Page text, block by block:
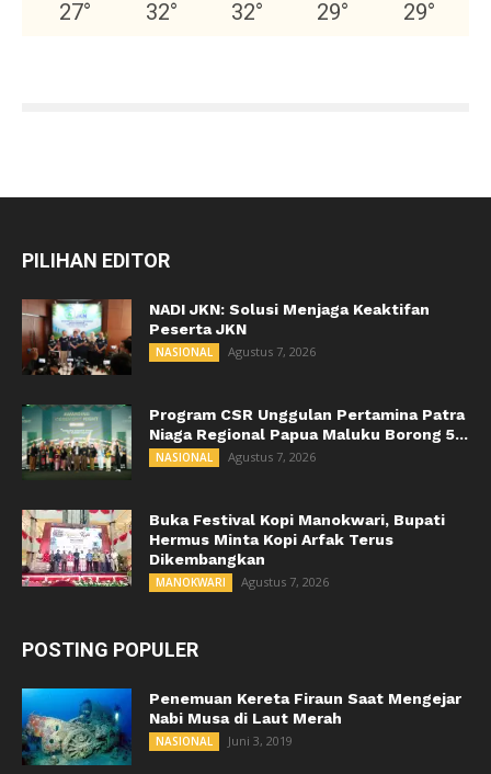
27° 32° 32° 29° 29°
PILIHAN EDITOR
NADI JKN: Solusi Menjaga Keaktifan
Peserta JKN
NASIONAL Agustus 7, 2026
Program CSR Unggulan Pertamina Patra
Niaga Regional Papua Maluku Borong 5...
NASIONAL Agustus 7, 2026
Buka Festival Kopi Manokwari, Bupati
Hermus Minta Kopi Arfak Terus
Dikembangkan
MANOKWARI Agustus 7, 2026
POSTING POPULER
Penemuan Kereta Firaun Saat Mengejar
Nabi Musa di Laut Merah
NASIONAL Juni 3, 2019